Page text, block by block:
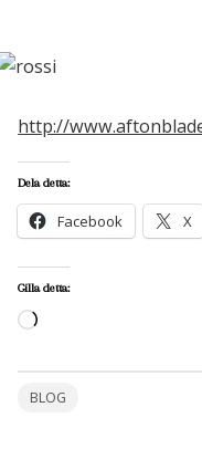
http://
Dela detta:
Facebook X
Gilla detta:
Laddar
BLOG